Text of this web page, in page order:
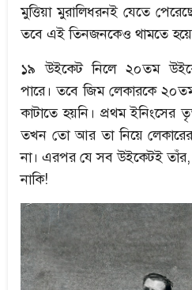
মুত্তিয়া মুরালিধরনই যেতে
তবে এই তিনজনকেও থামতে
১৯ উইকেট নিলে ২০তম
পারে। তবে জিম লেকারকে
কাটাতে হয়নি। প্রথম ইনিংসের
তখন তো আর তা নিয়ে
না। এরপর যে সব উইকেটই
নাকি!